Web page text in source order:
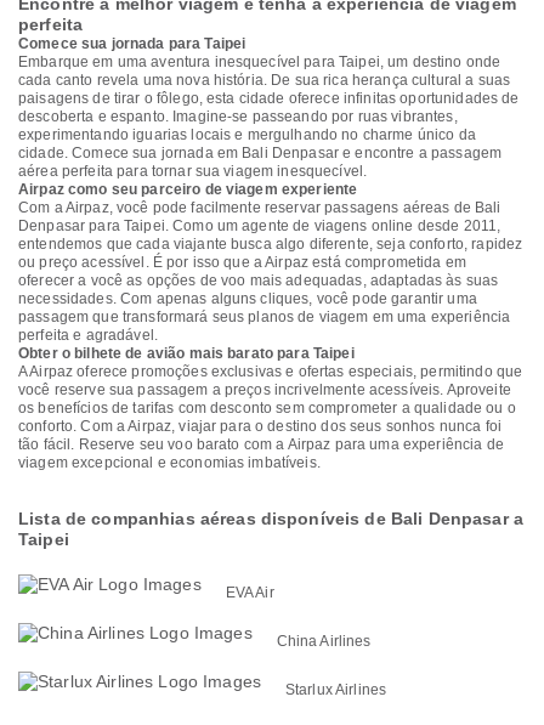
perfeita
Comece sua jornada para Taipei
Embarque em uma aventura inesquecível para Taipei, um destino onde
cada canto revela uma nova história. De sua rica herança cultural a suas
paisagens de tirar o fôlego, esta cidade oferece infinitas oportunidades de
descoberta e espanto. Imagine-se passeando por ruas vibrantes,
experimentando iguarias locais e mergulhando no charme único da
cidade. Comece sua jornada em Bali Denpasar e encontre a passagem
aérea perfeita para tornar sua viagem inesquecível.
Airpaz como seu parceiro de viagem experiente
Com a Airpaz, você pode facilmente reservar passagens aéreas de Bali
Denpasar para Taipei. Como um agente de viagens online desde 2011,
entendemos que cada viajante busca algo diferente, seja conforto, rapidez
ou preço acessível. É por isso que a Airpaz está comprometida em
oferecer a você as opções de voo mais adequadas, adaptadas às suas
necessidades. Com apenas alguns cliques, você pode garantir uma
passagem que transformará seus planos de viagem em uma experiência
perfeita e agradável.
Obter o bilhete de avião mais barato para Taipei
A Airpaz oferece promoções exclusivas e ofertas especiais, permitindo que
você reserve sua passagem a preços incrivelmente acessíveis. Aproveite
os benefícios de tarifas com desconto sem comprometer a qualidade ou o
conforto. Com a Airpaz, viajar para o destino dos seus sonhos nunca foi
tão fácil. Reserve seu voo barato com a Airpaz para uma experiência de
viagem excepcional e economias imbatíveis.
Lista de companhias aéreas disponíveis de Bali Denpasar a
Taipei
EVA Air
China Airlines
Starlux Airlines